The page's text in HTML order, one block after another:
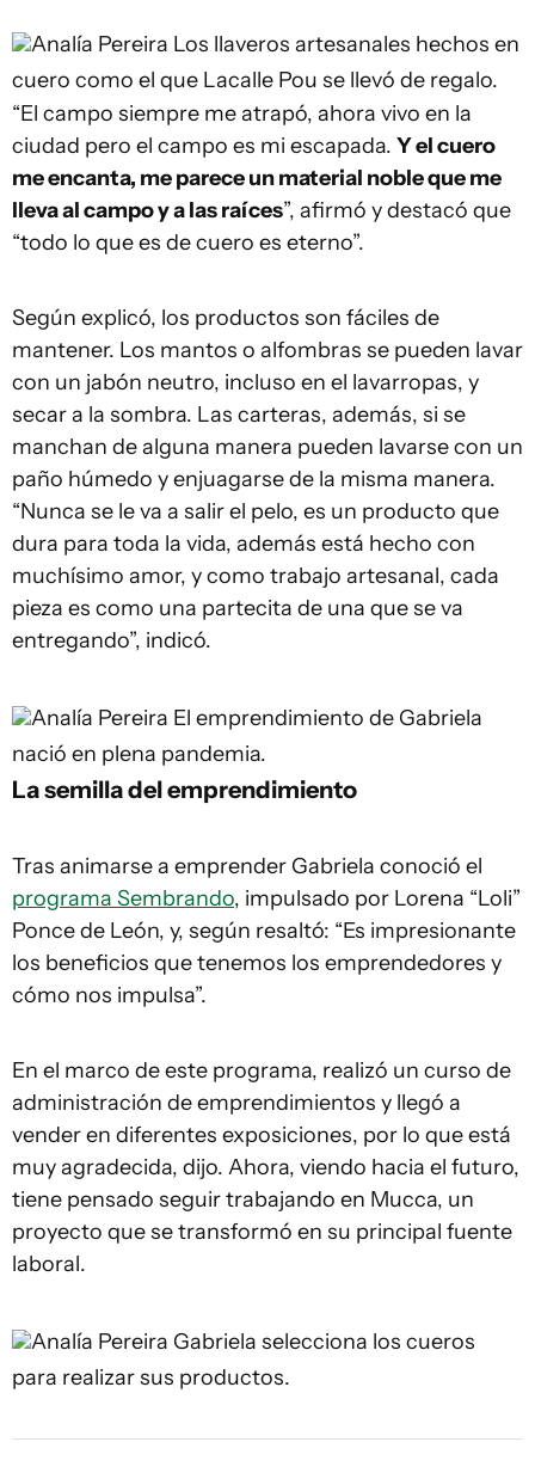
Analía Pereira Los llaveros artesanales hechos en
cuero como el que Lacalle Pou se llevó de regalo.
“El campo siempre me atrapó, ahora vivo en la
ciudad pero el campo es mi escapada. Y el cuero
me encanta, me parece un material noble que me
lleva al campo y a las raíces”, afirmó y destacó que
“todo lo que es de cuero es eterno”.
Según explicó, los productos son fáciles de
mantener. Los mantos o alfombras se pueden lavar
con un jabón neutro, incluso en el lavarropas, y
secar a la sombra. Las carteras, además, si se
manchan de alguna manera pueden lavarse con un
paño húmedo y enjuagarse de la misma manera.
“Nunca se le va a salir el pelo, es un producto que
dura para toda la vida, además está hecho con
muchísimo amor, y como trabajo artesanal, cada
pieza es como una partecita de una que se va
entregando”, indicó.
Analía Pereira El emprendimiento de Gabriela
nació en plena pandemia.
La semilla del emprendimiento
Tras animarse a emprender Gabriela conoció el
programa Sembrando, impulsado por Lorena “Loli”
Ponce de León, y, según resaltó: “Es impresionante
los beneficios que tenemos los emprendedores y
cómo nos impulsa”.
En el marco de este programa, realizó un curso de
administración de emprendimientos y llegó a
vender en diferentes exposiciones, por lo que está
muy agradecida, dijo. Ahora, viendo hacia el futuro,
tiene pensado seguir trabajando en Mucca, un
proyecto que se transformó en su principal fuente
laboral.
Analía Pereira Gabriela selecciona los cueros
para realizar sus productos.